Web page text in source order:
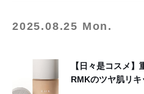
2025.08.25 Mon.
【日々是コスメ
RMKのツヤ肌リ